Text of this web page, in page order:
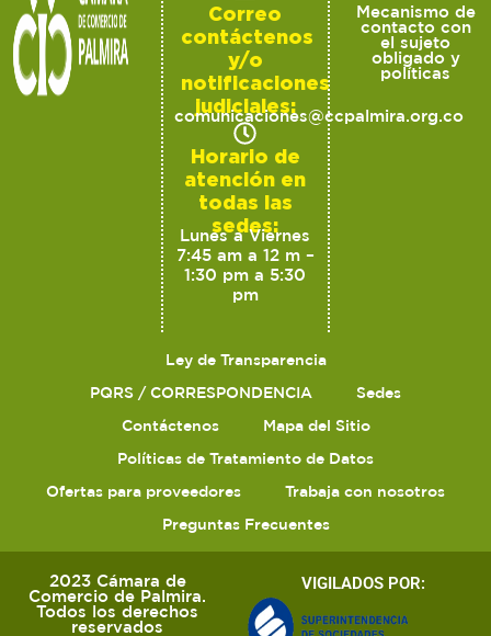
Correo
contáctenos
y/o
notificaciones
judiciales:
comunicaciones@ccpalmira.org.co
Horario de
atención en
todas las
sedes:
Lunes a Viernes
7:45 am a 12 m –
1:30 pm a 5:30
pm
Mecanismo de
contacto con
el sujeto
obligado y
políticas
Ley de Transparencia
PQRS / CORRESPONDENCIA
Sedes
Contáctenos
Mapa del Sitio
Políticas de Tratamiento de Datos
Ofertas para proveedores
Trabaja con nosotros
Preguntas Frecuentes
2023 Cámara de
Comercio de Palmira.
Todos los derechos
reservados
VIGILADOS POR: